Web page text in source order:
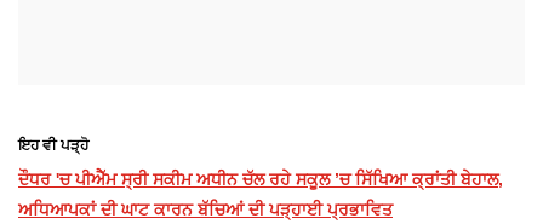
ਇਹ ਵੀ ਪੜ੍ਹੋ
ਦੌਧਰ 'ਚ ਪੀਐੱਮ ਸ੍ਰੀ ਸਕੀਮ ਅਧੀਨ ਚੱਲ ਰਹੇ ਸਕੂਲ ’ਚ ਸਿੱਖਿਆ ਕ੍ਰਾਂਤੀ ਬੇਹਾਲ,
ਅਧਿਆਪਕਾਂ ਦੀ ਘਾਟ ਕਾਰਨ ਬੱਚਿਆਂ ਦੀ ਪੜ੍ਹਾਈ ਪ੍ਰਭਾਵਿਤ